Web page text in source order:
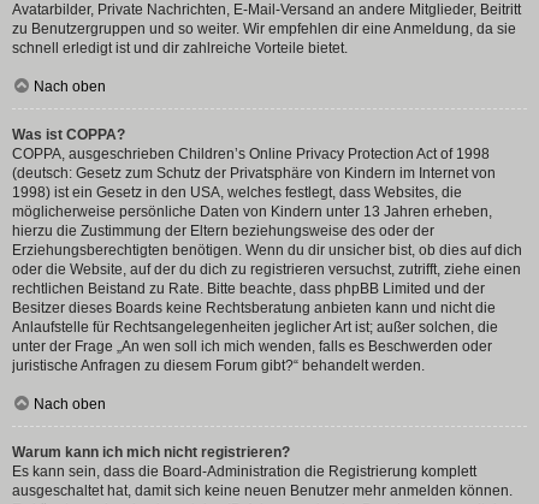
Avatarbilder, Private Nachrichten, E-Mail-Versand an andere Mitglieder, Beitritt
zu Benutzergruppen und so weiter. Wir empfehlen dir eine Anmeldung, da sie
schnell erledigt ist und dir zahlreiche Vorteile bietet.
Nach oben
Was ist COPPA?
COPPA, ausgeschrieben Children’s Online Privacy Protection Act of 1998
(deutsch: Gesetz zum Schutz der Privatsphäre von Kindern im Internet von
1998) ist ein Gesetz in den USA, welches festlegt, dass Websites, die
möglicherweise persönliche Daten von Kindern unter 13 Jahren erheben,
hierzu die Zustimmung der Eltern beziehungsweise des oder der
Erziehungsberechtigten benötigen. Wenn du dir unsicher bist, ob dies auf dich
oder die Website, auf der du dich zu registrieren versuchst, zutrifft, ziehe einen
rechtlichen Beistand zu Rate. Bitte beachte, dass phpBB Limited und der
Besitzer dieses Boards keine Rechtsberatung anbieten kann und nicht die
Anlaufstelle für Rechtsangelegenheiten jeglicher Art ist; außer solchen, die
unter der Frage „An wen soll ich mich wenden, falls es Beschwerden oder
juristische Anfragen zu diesem Forum gibt?“ behandelt werden.
Nach oben
Warum kann ich mich nicht registrieren?
Es kann sein, dass die Board-Administration die Registrierung komplett
ausgeschaltet hat, damit sich keine neuen Benutzer mehr anmelden können.